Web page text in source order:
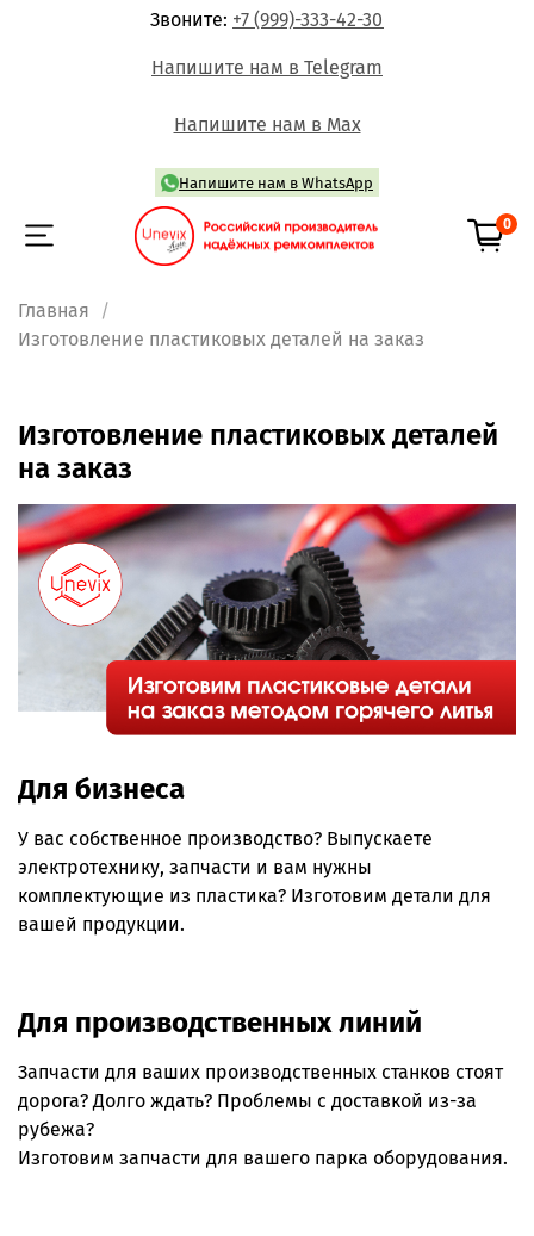
Звоните: +7 (999)-333-42-30
Напишите нам в Telegram
Напишите нам в Max
Напишите нам в WhatsApp
0
Главная
Изготовление пластиковых деталей на заказ
Изготовление пластиковых деталей
на заказ
Для бизнеса
У вас собственное производство? Выпускаете
электротехнику, запчасти и вам нужны
комплектующие из пластика? Изготовим детали для
вашей продукции.
Для производственных линий
Запчасти для ваших производственных станков стоят
дорога? Долго ждать? Проблемы с доставкой из-за
рубежа?
Изготовим запчасти для вашего парка оборудования.